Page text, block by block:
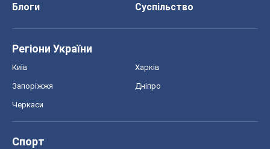
Блоги
Суспільство
Регіони України
Київ Харків
Запоріжжя Дніпро
Черкаси
Спорт